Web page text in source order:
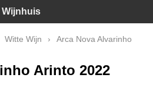
Wijnhuis
Witte Wijn ›
Arca Nova Alvarinho
Arinto 2022